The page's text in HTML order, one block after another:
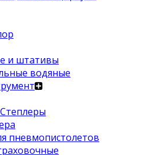
и штативы
водяные
пневмопистолетов